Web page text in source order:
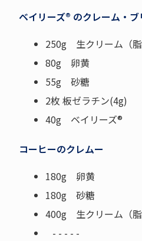
ベイリーズ® のクレーム・ブ
250g 生クリーム（脂
80g 卵黄
55g 砂糖
2枚 板ゼラチン(4g)
40g ベイリーズ®
コーヒーのクレムー
180g 卵黄
180g 砂糖
400g 生クリーム（脂
- - - - -